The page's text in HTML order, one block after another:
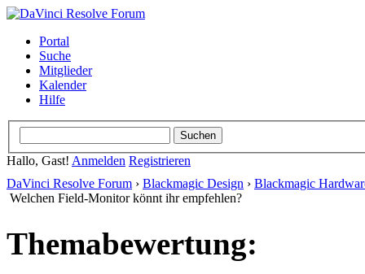
Portal
Suche
Mitglieder
Kalender
Hilfe
Hallo, Gast! Anmelden Registrieren
DaVinci Resolve Forum › Blackmagic Design › Blackmagic
Welchen Field-Monitor könnt ihr empfehlen?
Themabewertung: